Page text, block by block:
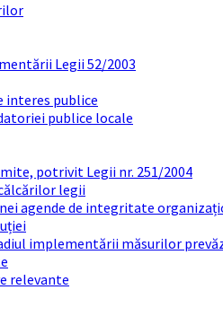
Legii 52/2003
interes publice
publice locale
potrivit Legii nr. 251/2004
legii
agende de integritate
implementării măsurilor
relevante